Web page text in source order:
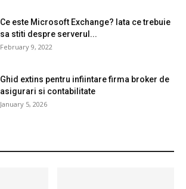
Ce este Microsoft Exchange? Iata ce trebuie
sa stiti despre serverul...
February 9, 2022
Ghid extins pentru infiintare firma broker de
asigurari si contabilitate
January 5, 2026